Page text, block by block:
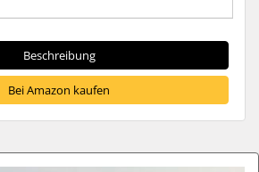
Beschreibung
Bei Amazon kaufen